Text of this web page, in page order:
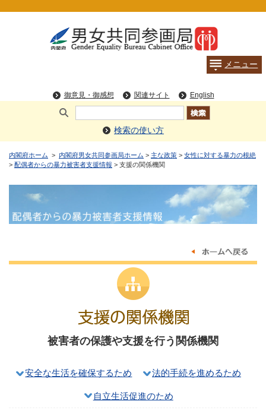
検索の使い方
内閣府ホーム > 内閣府男女共同参画局ホーム > 主な政策 > 女性に対する暴力の根絶
> 配偶者からの暴力被害者支援情報 > 支援の関係機関
被害者の保護や支援を行う関係機関
安全な生活を確保するため 法的手続を進めるため
自立生活促進のため